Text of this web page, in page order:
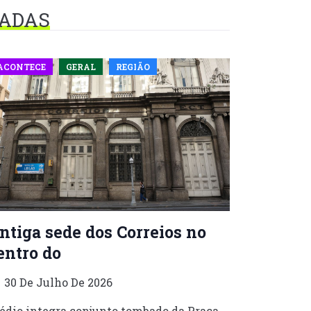
GERAL REGIÃO
sede dos Correios no
do
30 De Julho De 2026